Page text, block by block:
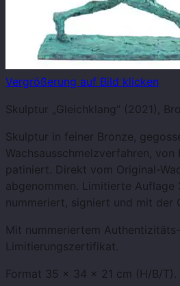
Vergrößerung auf Bild klicken
Skulptur „Gleichklang“ (2021),
Skulptur in feiner Bronze,
Wachsausschmelzverfahren,
patiniert. Direkt vom Original-
abgenommen. Limitierte Auflage
nummeriert, signiert und mit der
Mit nummeriertem
Limitierungszertifikat.
Format 35 x 34 x 21 cm (H/B/